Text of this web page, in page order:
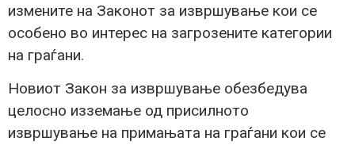
измените на Законот за извршување кои се
особено во интерес на загрозените категории
на граѓани.
Новиот Закон за извршување обезбедува
целосно изземање од присилното
извршување на примањата на граѓани кои се